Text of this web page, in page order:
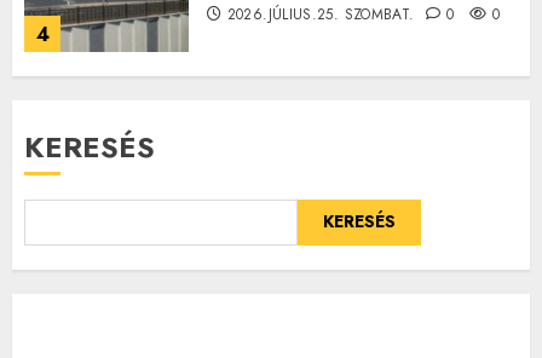
4
2026.JÚLIUS.25. SZOMBAT. 0 0
KERESÉS
KERESÉS